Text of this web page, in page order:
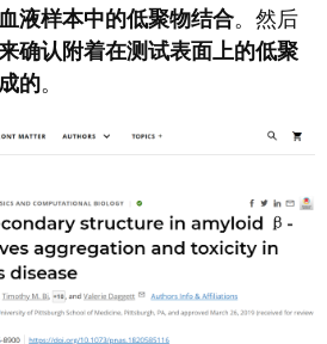
液样本中的低聚物结合。然后
确认附着在测试表面上的低聚
的。